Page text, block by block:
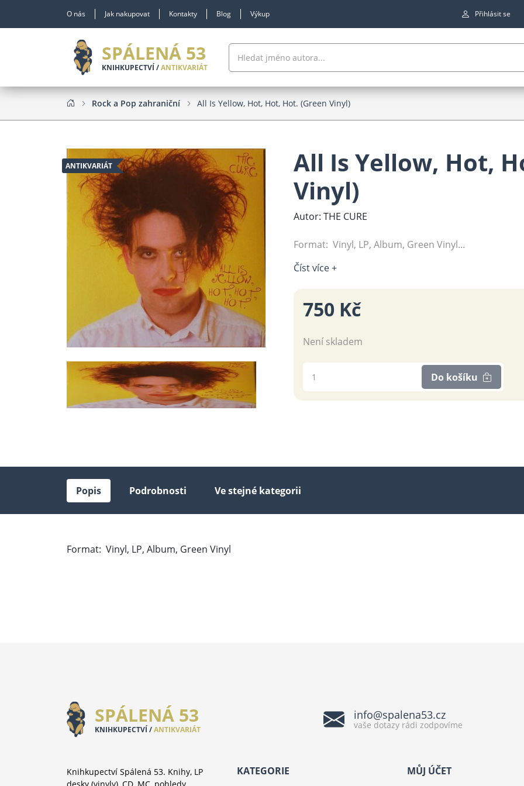
O nás Jak nakupovat Kontakty Blog Výkup Přihlásit se
SPÁLENÁ 53
KNIHKUPECTVÍ /ANTIKVARIÁT
Rock a Pop zahraniční All Is Yellow, Hot, Hot, Hot. (Green Vinyl)
ANTIKVARIÁT
All Is Yellow, Hot,
Vinyl)
Autor: THE CURE
Format: Vinyl, LP, Album, Green Vinyl...
Číst více +
750 Kč
Není skladem
Do košíku
Popis Podrobnosti Ve stejné kategorii
Format: Vinyl, LP, Album, Green Vinyl
SPÁLENÁ 53
KNIHKUPECTVÍ /ANTIKVARIÁT
info@spalena53.cz
vaše dotazy rádi zodpovíme
Knihkupectví Spálená 53. Knihy, LP
KATEGORIE MŮJ ÚČET